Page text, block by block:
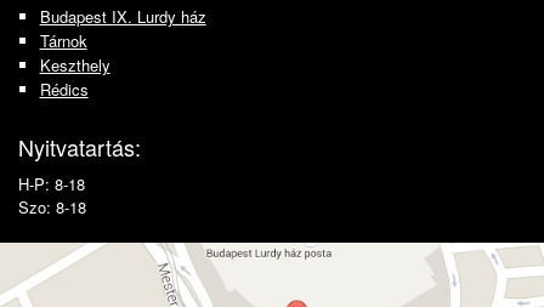
Budapest IX. Lurdy ház
Tárnok
Keszthely
Rédics
Nyitvatartás:
H-P: 8-18
Szo: 8-18